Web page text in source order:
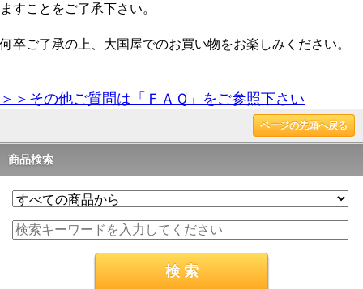
ますことをご了承下さい。
何卒ご了承の上、大国屋でのお買い物をお楽しみください。
＞＞その他ご質問は「ＦＡＱ」をご参照下さい
ページの先頭へ戻る
商品検索